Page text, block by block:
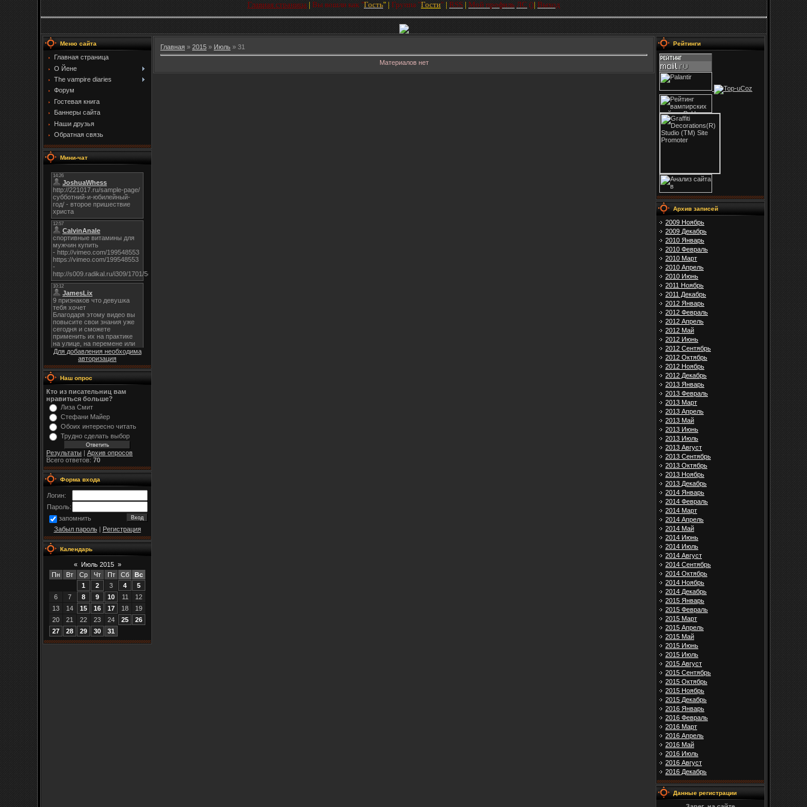
Главная страница | Вы вошли как "Гость"| Группа"Гости" | RSS | Мой профиль ЛC()| Выход
Меню сайта
Главная страница
О Йене
The vampire diaries
Форум
Гостевая книга
Баннеры сайта
Наши друзья
Обратная связь
Мини-чат
Для добавления необходима
авторизация
Наш опрос
Кто из писательниц вам
нравиться больше?
Лиза Смит
Стефани Майер
Обоих интересно читать
Трудно сделать выбор
Результаты
Архив опросов
Всего ответов: 70
Форма входа
Логин:
Пароль:
запомнить
Забыл пароль| Регистрация
Календарь
« Июль 2015 »
Пн
Вт Ср Чт Пт Сб
Вс
1
2 3 4
5
6
7 8 9 10 11
12
13
14 15 16 17 18
19
20
21 22 23 24 25
26
27
28 29 30 31
Главная » 2015 » Июль » 31
Материалов нет
Рейтинги
Архив записей
2009 Ноябрь
2009 Декабрь
2010 Январь
2010 Февраль
2010 Март
2010 Апрель
2010 Июнь
2011 Ноябрь
2011 Декабрь
2012 Январь
2012 Февраль
2012 Апрель
2012 Май
2012 Июнь
2012 Сентябрь
2012 Октябрь
2012 Ноябрь
2012 Декабрь
2013 Январь
2013 Февраль
2013 Март
2013 Апрель
2013 Май
2013 Июнь
2013 Июль
2013 Август
2013 Сентябрь
2013 Октябрь
2013 Ноябрь
2013 Декабрь
2014 Январь
2014 Февраль
2014 Март
2014 Апрель
2014 Май
2014 Июнь
2014 Июль
2014 Август
2014 Сентябрь
2014 Октябрь
2014 Ноябрь
2014 Декабрь
2015 Январь
2015 Февраль
2015 Март
2015 Апрель
2015 Май
2015 Июнь
2015 Июль
2015 Август
2015 Сентябрь
2015 Октябрь
2015 Ноябрь
2015 Декабрь
2016 Январь
2016 Февраль
2016 Март
2016 Апрель
2016 Май
2016 Июль
2016 Август
2016 Декабрь
Данные регистрации